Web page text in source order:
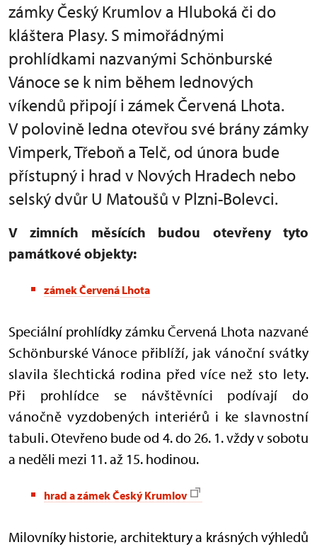
zámky Český Krumlov a Hluboká či do
kláštera Plasy. S mimořádnými
prohlídkami nazvanými Schönburské
Vánoce se k nim během lednových
víkendů připojí i zámek Červená Lhota.
V polovině ledna otevřou své brány zámky
Vimperk, Třeboň a Telč, od února bude
přístupný i hrad v Nových Hradech nebo
selský dvůr U Matoušů v Plzni-Bolevci.
V zimních měsících budou otevřeny tyto
památkové objekty:
zámek Červená Lhota
Speciální prohlídky zámku Červená Lhota nazvané
Schönburské Vánoce přiblíží, jak vánoční svátky
slavila šlechtická rodina před více než sto lety.
Při prohlídce se návštěvníci podívají do
vánočně vyzdobených interiérů i ke slavnostní
tabuli.Otevřeno bude od 4. do 26. 1. vždy v sobotu
a neděli mezi 11. až 15. hodinou.
hrad a zámek Český Krumlov
Milovníky historie, architektury a krásných výhledů